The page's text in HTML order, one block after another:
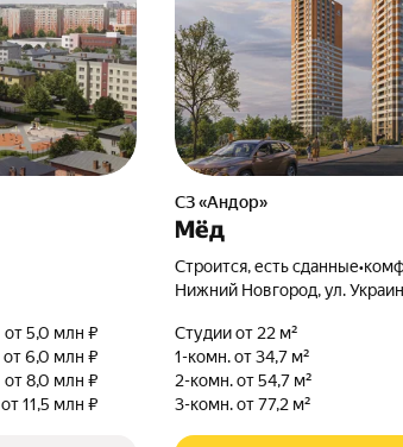
от 5,0 млн ₽
от 6,0 млн ₽
от 8,0 млн ₽
от 11,5 млн ₽
СЗ «Андор»
Мёд
Строится, есть сданные•
Нижний Новгород, ул.
Студии от 22 м²
1-комн. от 34,7 м²
2-комн. от 54,7 м²
3-комн. от 77,2 м²